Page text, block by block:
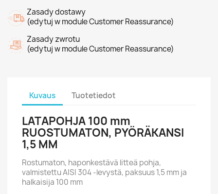
Zasady dostawy
(edytuj w module Customer Reassurance)
Zasady zwrotu
(edytuj w module Customer Reassurance)
Kuvaus Tuotetiedot
LATAPOHJA 100 mm
RUOSTUMATON, PYÖRÄKANSI
1,5 MM
Rostumaton, haponkestävä litteä pohja,
valmistettu AISI 304 -levystä, paksuus 1,5 mm ja
halkaisija 100 mm